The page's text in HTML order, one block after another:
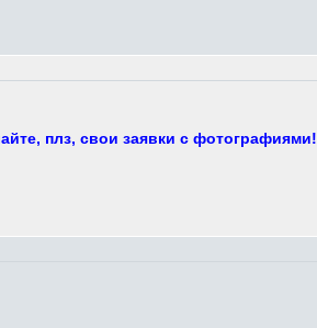
плз, свои заявки с фотографиями!